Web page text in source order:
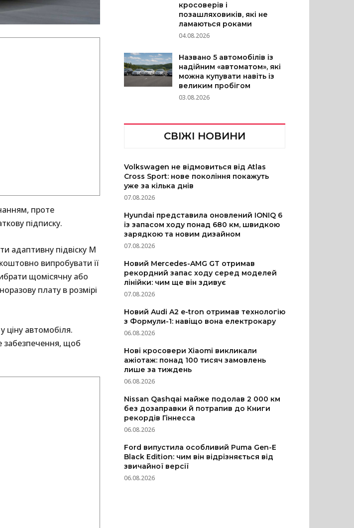
проте
підписку.
адаптивну підвіску M
випробувати її
щомісячну або
плату в розмірі
ціну автомобіля.
забезпечення, щоб
кросоверів і
позашляховиків, які не
ламаються роками
04.08.2026
Названо 5 автомобілів із
надійним «автоматом», які
можна купувати навіть із
великим пробігом
03.08.2026
СВІЖІ НОВИНИ
Volkswagen не відмовиться від Atlas
Cross Sport: нове покоління покажуть
уже за кілька днів
07.08.2026
Hyundai представила оновлений IONIQ 6
із запасом ходу понад 680 км, швидкою
зарядкою та новим дизайном
07.08.2026
Новий Mercedes-AMG GT отримав
рекордний запас ходу серед моделей
лінійки: чим ще він здивує
07.08.2026
Новий Audi A2 e-tron отримав технологію
з Формули-1: навіщо вона електрокару
06.08.2026
Нові кросовери Xiaomi викликали
ажіотаж: понад 100 тисяч замовлень
лише за тиждень
06.08.2026
Nissan Qashqai майже подолав 2 000 км
без дозаправки й потрапив до Книги
рекордів Гіннесса
06.08.2026
Ford випустила особливий Puma Gen-E
Black Edition: чим він відрізняється від
звичайної версії
06.08.2026